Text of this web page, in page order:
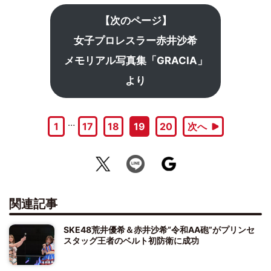
【次のページ】
女子プロレスラー赤井沙希
メモリアル写真集「GRACIA」
より
1 … 17 18 19 20 次へ
関連記事
SKE48荒井優希＆赤井沙希“令和AA砲”がプリンセ
スタッグ王者のベルト初防衛に成功